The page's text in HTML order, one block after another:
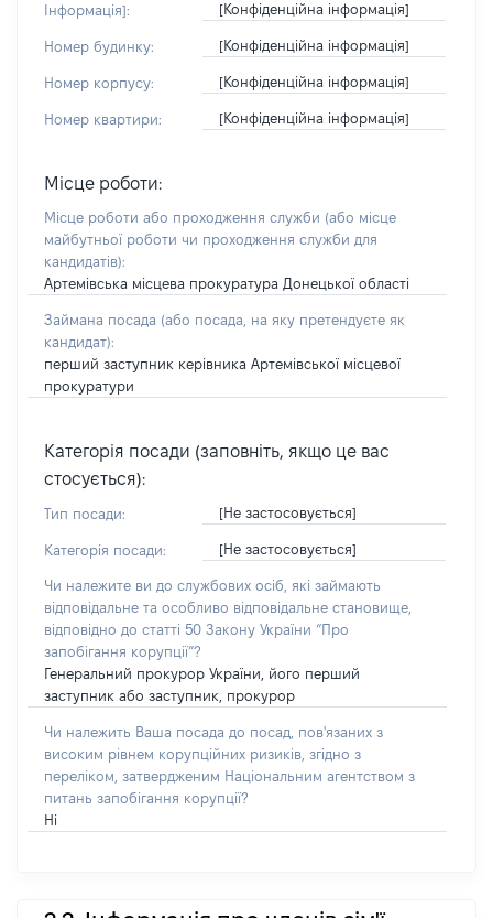
Інформація]:
[Конфіденційна інформація]
Номер будинку: [Конфіденційна інформація]
Номер корпусу: [Конфіденційна інформація]
Номер квартири: [Конфіденційна інформація]
Місце роботи:
Місце роботи або проходження служби (або місце
майбутньої роботи чи проходження служби для
кандидатів):
Артемівська місцева прокуратура Донецької області
Займана посада (або посада, на яку претендуєте як
кандидат):
перший заступник керівника Артемівської місцевої
прокуратури
Категорія посади (заповніть, якщо це вас
стосується):
Тип посади: [Не застосовується]
Категорія посади: [Не застосовується]
Чи належите ви до службових осіб, які займають
відповідальне та особливо відповідальне становище,
відповідно до статті 50 Закону України “Про
запобігання корупції”?
Генеральний прокурор України, його перший
заступник або заступник, прокурор
Чи належить Ваша посада до посад, пов'язаних з
високим рівнем корупційних ризиків, згідно з
переліком, затвердженим Національним агентством з
питань запобігання корупції?
Ні